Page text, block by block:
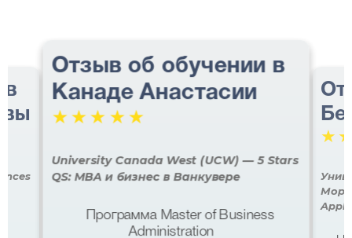
в
Отзыв об обучении в
Канаде Анастасии
☆☆☆ ☆☆
University Canada West (UCW) — 5 Stars
QS: MBA и бизнес в Ванкувере
Программа Master of Business
Administration
☆
Мора